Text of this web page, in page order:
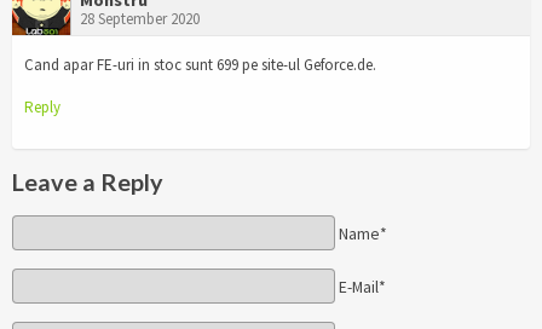
28 September 2020
Cand apar FE-uri in stoc sunt 699 pe site-ul Geforce.de.
Reply
Leave a Reply
Name*
E-Mail*